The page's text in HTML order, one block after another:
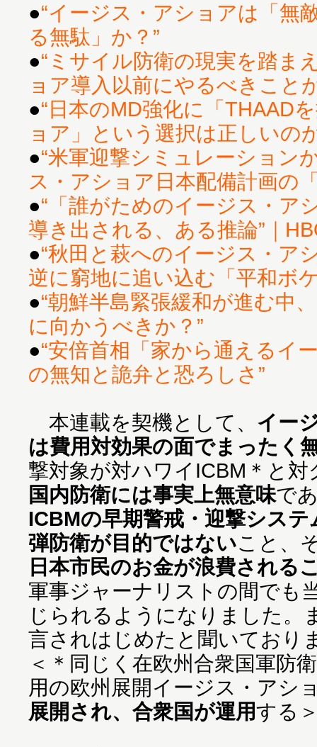
●“イージス・アショアは「無
る無駄」か？”
●“ミサイル防衛の現実を踏ま
ョア導入以前にやるべきこと
●“日本のMD強化に「THAAD
ョア」という選択は正しいの
●“米軍迎撃シミュレーション
ス・アショア日本配備計画の
●“「誰がためのイージス・ア
導き出される、ある推論”｜
●“秋田と萩へのイージス・ア
逆に窮地に追い込む「平和ボ
●“朝鮮半島緊張緩和が進む中
に向かうべきか？”
●“安倍首相「家から通えるイ
の無知と詭弁と恐ろしさ”
本連載を契機として、 イー
は費用対効果の面でまったく
撃対象が対ハワイICBM＊と
国内防衛には事実上無意味で
ICBMの早期警戒・迎撃シス
弾防衛が目的ではないこと、
日本市民のお金が浪費される
軍事ジャーナリストの間でも
じられるようになりました。
言されはじめたと聞いており
＜＊同じく在欧州合衆国軍防
用の欧州展開イージス・アシ
展開され、合衆国が運用する